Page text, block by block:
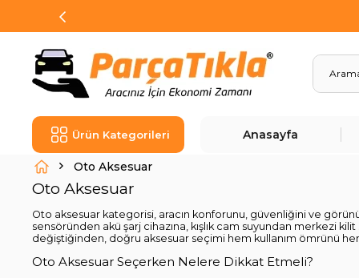
Ürün Kategorileri Anasayfa
Oto Aksesuar
Oto Aksesuar
Oto aksesuar kategorisi, aracın konforunu, güvenliğini ve
sensöründen akü şarj cihazına, kışlık cam suyundan merkezi
değiştiğinden, doğru aksesuar seçimi hem kullanım ömrünü
Oto Aksesuar Seçerken Nelere Dikkat Etmeli?